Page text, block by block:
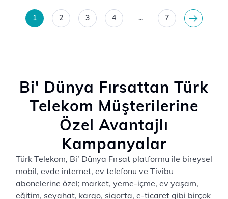
1 2 3 4 ... 7 >
Bi' Dünya Fırsattan Türk
Telekom Müşterilerine
Özel Avantajlı
Kampanyalar
Türk Telekom, Bi’ Dünya Fırsat platformu ile bireysel
mobil, evde internet, ev telefonu ve Tivibu
abonelerine özel; market, yeme-içme, ev yaşam,
eğitim, seyahat, kargo, sigorta, e-ticaret gibi birçok